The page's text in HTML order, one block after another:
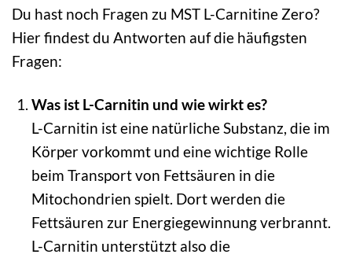
Du hast noch Fragen zu MST L-Carnitine Zero?
Hier findest du Antworten auf die häufigsten
Fragen:
Was ist L-Carnitin und wie wirkt es?
L-Carnitin ist eine natürliche Substanz, die im
Körper vorkommt und eine wichtige Rolle
beim Transport von Fettsäuren in die
Mitochondrien spielt. Dort werden die
Fettsäuren zur Energiegewinnung verbrannt.
L-Carnitin unterstützt also die